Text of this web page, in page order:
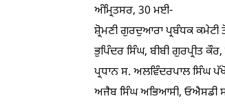
ਅੰਮ੍ਰਿਤਸਰ, 30 ਮਈ-
ਸ਼੍ਰੋਮਣੀ ਗੁਰਦੁਆਰਾ ਪ੍ਰਬੰਧਕ
ਭੁਪਿੰਦਰ ਸਿੰਘ, ਬੀਬੀ ਗੁਰਪ੍ਰੀਤ
ਪ੍ਰਧਾਨ ਸ. ਅਲਵਿੰਦਰਪਾਲ ਸਿੰਘ
ਅਜੈਬ ਸਿੰਘ ਅਭਿਆਸੀ, ਓਐਸਡੀ